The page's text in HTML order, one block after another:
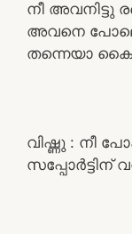
നീ അവനിട്ടു
അവനെ
തന്നെയാ
വിഷ്ണു : നീ
സപ്പോർട്ടിന്